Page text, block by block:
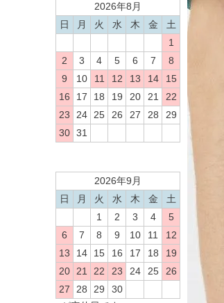
2026年8月
日
月 火 水 木 金
土
1
2
3 4 5 6 7
8
9
10 11 12 13 14
15
16
17 18 19 20 21
22
23
24 25 26 27 28
29
30 31
2026年9月
日
月 火 水 木 金
土
1
2 3 4
5
6
7 8 9 10 11
12
13
14 15 16 17 18
19
20 21 22 23 24 25
26
27
28 29
30